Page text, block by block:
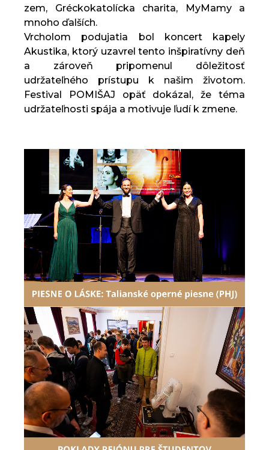
zem, Gréckokatolícka charita, MyMamy a
mnoho ďalších.
Vrcholom podujatia bol koncert kapely
Akustika, ktorý uzavrel tento inšpiratívny deň
a zároveň pripomenul dôležitosť
udržateľného prístupu k našim životom.
Festival POMIŠAJ opäť dokázal, že téma
udržateľnosti spája a motivuje ľudí k zmene.